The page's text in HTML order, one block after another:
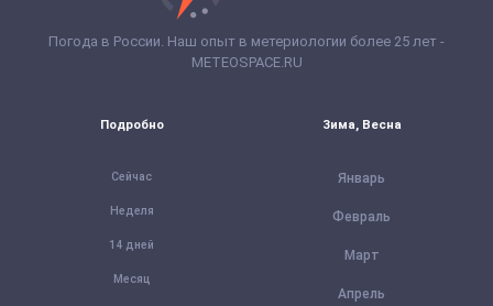
Погода в России. Наш опыт в метериологии более 25 лет -
METEOSPACE.RU
Подробно
Сейчас
Неделя
14 дней
Месяц
Зима, Весна
Январь
Февраль
Март
Апрель